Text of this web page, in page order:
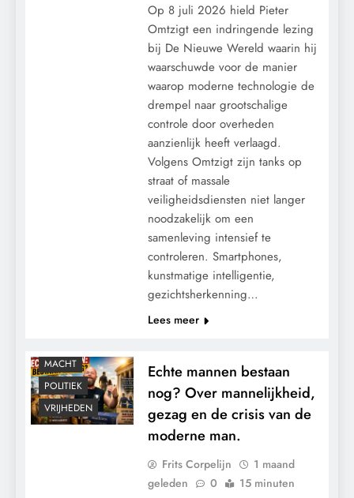
Op 8 juli 2026 hield Pieter
Omtzigt een indringende lezing
bij De Nieuwe Wereld waarin hij
waarschuwde voor de manier
waarop moderne technologie de
drempel naar grootschalige
controle door overheden
aanzienlijk heeft verlaagd.
Volgens Omtzigt zijn tanks op
straat of massale
veiligheidsdiensten niet langer
noodzakelijk om een
samenleving intensief te
controleren. Smartphones,
kunstmatige intelligentie,
gezichtsherkenning…
Lees meer
MACHT
POLITIEK
VRIJHEDEN
Echte mannen bestaan
nog? Over mannelijkheid,
gezag en de crisis van de
moderne man.
Frits Corpelijn
1 maand
geleden
0 15 minuten